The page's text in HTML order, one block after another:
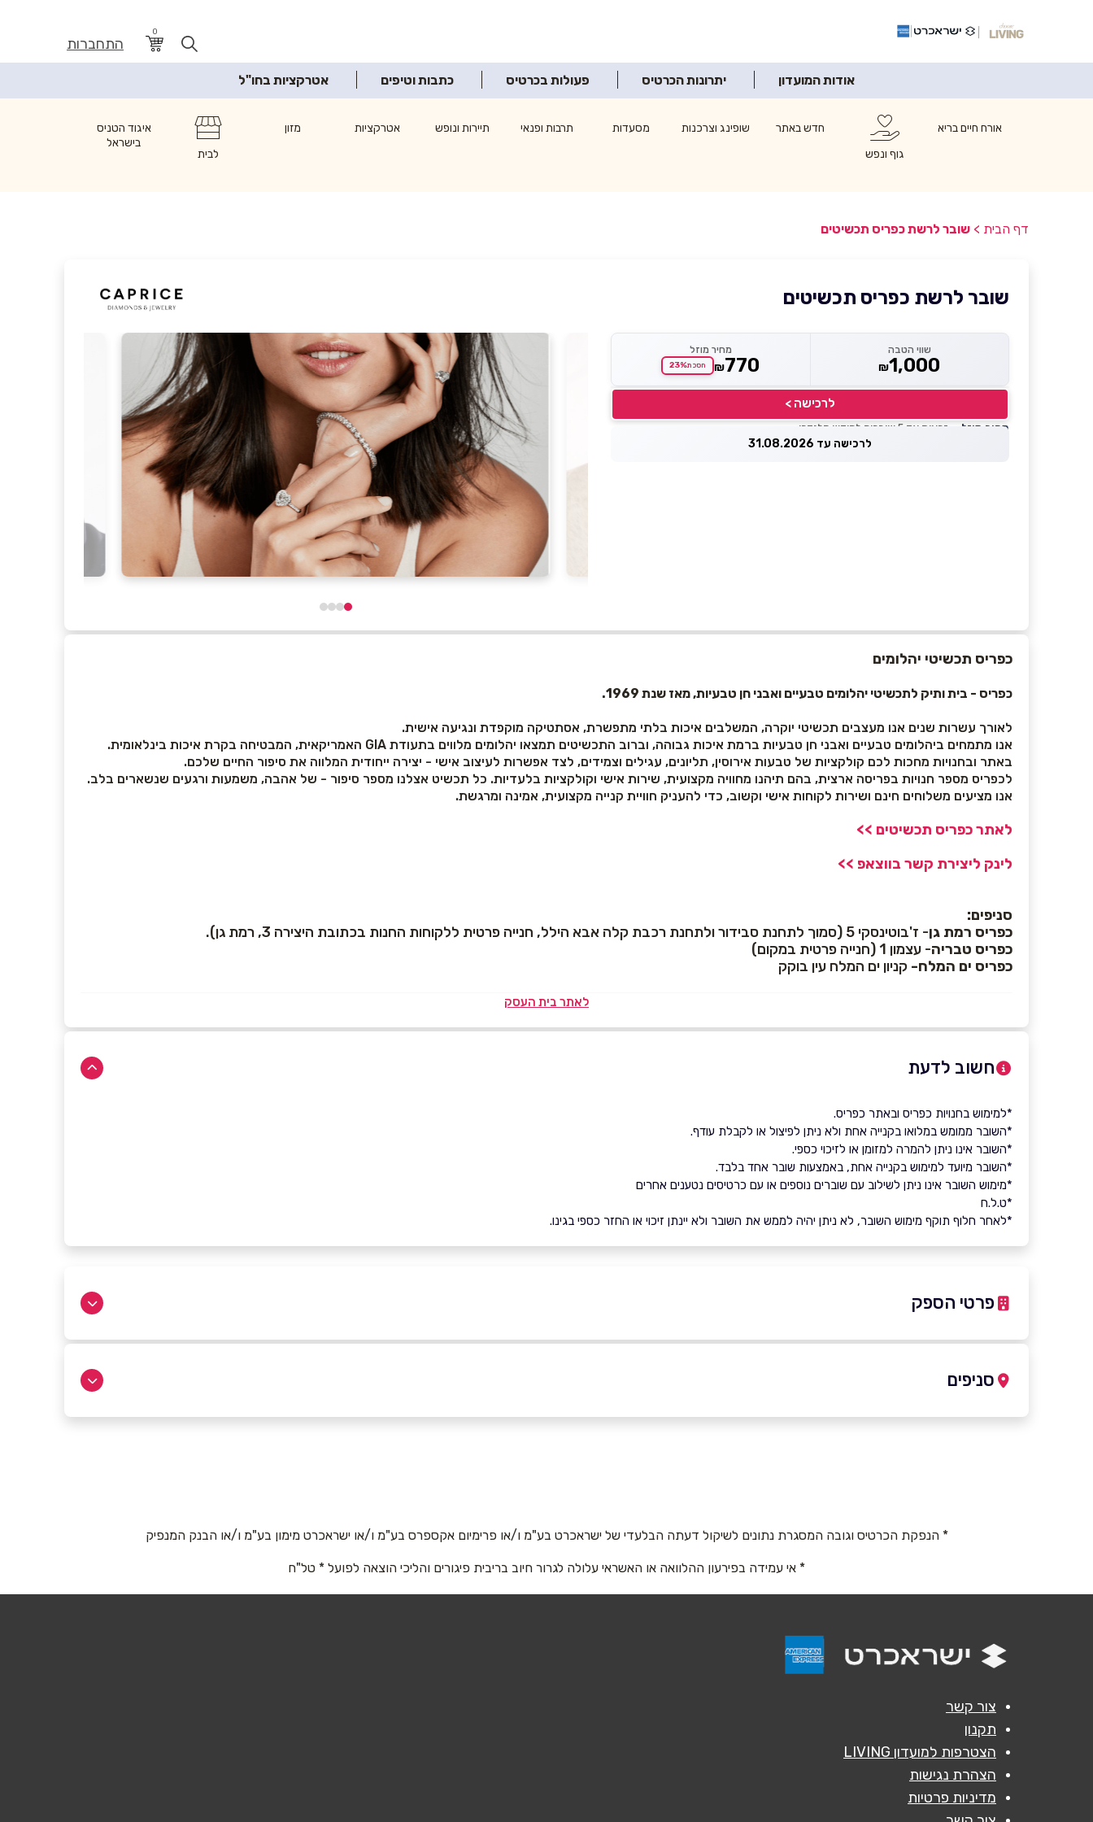
0
התחברות
אודות המועדון יתרונות הכרטיס פעולות בכרטיס כתבות וטיפים אטרקציות בחו"ל
אורח חיים בריא
גוף ונפש
חדש באתר שופינג וצרכנות מסעדות תרבות ופנאי תיירות ונופש אטרקציות
מזון
לבית
איגוד הטניס
בישראל
דף הבית > שובר לרשת כפריס תכשיטים
שובר לרשת כפריס תכשיטים
שווי הטבה
₪1,000
מחיר מוזל
₪770 חסכת23%
לרכישה >
מחיר מוזל — זכאות עד 5 שוברים לחודש קלנדרי
לרכישה עד 31.08.2026
כפריס תכשיטי יהלומים
כפריס - בית ותיק לתכשיטי יהלומים טבעיים ואבני חן טבעיות, מאז שנת 1969 .
לאורך עשרות שנים אנו מעצבים תכשיטי יוקרה, המשלבים איכות בלתי מתפשרת, אסתטיקה מוקפדת ונגיעה אישית.
אנו מתמחים ביהלומים טבעיים ואבני חן טבעיות ברמת איכות גבוהה, וברוב התכשיטים תמצאו יהלומים מלווים בתעודת GIA האמריקאית, המבטיחה בקרת איכות בינלאומית.
באתר ובחנויות מחכות לכם קולקציות של טבעות אירוסין, תליונים, עגילים וצמידים, לצד אפשרות לעיצוב אישי - יצירה ייחודית המלווה את סיפור החיים שלכם.
לכפריס מספר חנויות בפריסה ארצית, בהם תיהנו מחוויה מקצועית, שירות אישי וקולקציות בלעדיות. כל תכשיט אצלנו מספר סיפור - של אהבה, משמעות ורגעים שנשארים בלב.
אנו מציעים משלוחים חינם ושירות לקוחות אישי וקשוב, כדי להעניק חוויית קנייה מקצועית, אמינה ומרגשת.
לאתר כפריס תכשיטים >>
לינק ליצירת קשר בווצאפ >>
סניפים:
כפריס רמת גן- ז'בוטינסקי 5 (סמוך לתחנת סבידור ולתחנת רכבת קלה אבא הילל, חנייה פרטית ללקוחות החנות בכתובת היצירה 3, רמת גן).
כפריס טבריה- עצמון 1 (חנייה פרטית במקום)
כפריס ים המלח- קניון ים המלח עין בוקק
לאתר בית העסק
חשוב לדעת
*למימוש בחנויות כפריס ובאתר כפריס.
*השובר ממומש במלואו בקנייה אחת ולא ניתן לפיצול או לקבלת עודף.
*השובר אינו ניתן להמרה למזומן או לזיכוי כספי.
*השובר מיועד למימוש בקנייה אחת, באמצעות שובר אחד בלבד.
*מימוש השובר אינו ניתן לשילוב עם שוברים נוספים או עם כרטיסים נטענים אחרים
*ט.ל.ח
*לאחר חלוף תוקף מימוש השובר, לא ניתן יהיה לממש את השובר ולא יינתן זיכוי או החזר כספי בגינו.
פרטי הספק
באתר
אימייל
הודעה*
סניפים
* הנפקת הכרטיס וגובה המסגרת נתונים לשיקול דעתה הבלעדי של ישראכרט בע"מ ו/או פרימיום אקספרס בע"מ ו/או ישראכרט מימון בע"מ ו/או הבנק המנפיק
* אי עמידה בפירעון ההלוואה או האשראי עלולה לגרור חיוב בריבית פיגורים והליכי הוצאה לפועל * טל"ח
צור קשר
תקנון
הצטרפות למועדון LIVING
הצהרת נגישות
מדיניות פרטיות